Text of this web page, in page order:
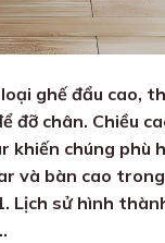
ghế đẩu cao,
đỡ chân. Chiều
khiến chúng phù
và bàn cao
Lịch sử hình